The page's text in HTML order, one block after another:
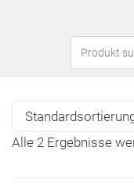
Alle 2 Ergebnisse